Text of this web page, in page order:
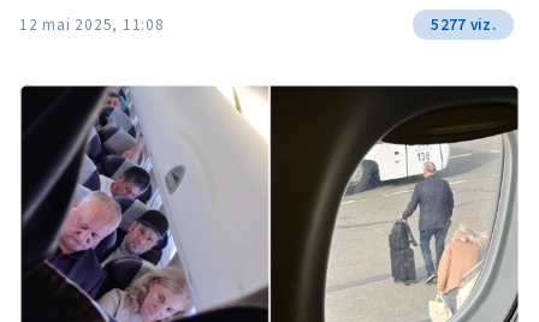
12 mai 2025, 11:08 5277 viz.